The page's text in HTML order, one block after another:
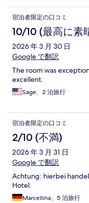
宿泊者限定の口コミ
10/10 (最高に素
2026 年 3 月 30 日
Google で翻訳
The room was
excellent.
Sage、2 泊旅行
宿泊者限定の口コミ
2/10 (不満)
2026 年 3 月 31 日
Google で翻訳
Achtung: hierbei
Hotel.
Marcellina、5 泊旅行